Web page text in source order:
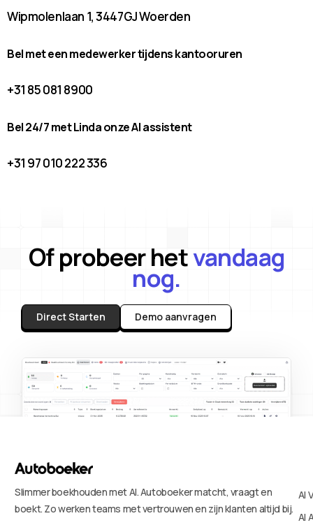
Wipmolenlaan 1, 3447GJ Woerden
Bel met een medewerker tijdens kantooruren
+31 85 081 8900
Bel 24/7 met Linda onze AI assistent
+31 97 010 222 336
Of probeer hetvandaag
nog.
Direct Starten Demo aanvragen
Slimmer boekhouden met AI. Autoboeker matcht, vraagt en
boekt. Zo werken teams met vertrouwen en zijn klanten altijd bij.
AI
AI